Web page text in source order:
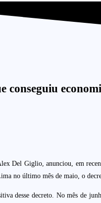
conseguiu
Del Giglio, anunciou, em
no último mês de maio, o
desse decreto. No mês de